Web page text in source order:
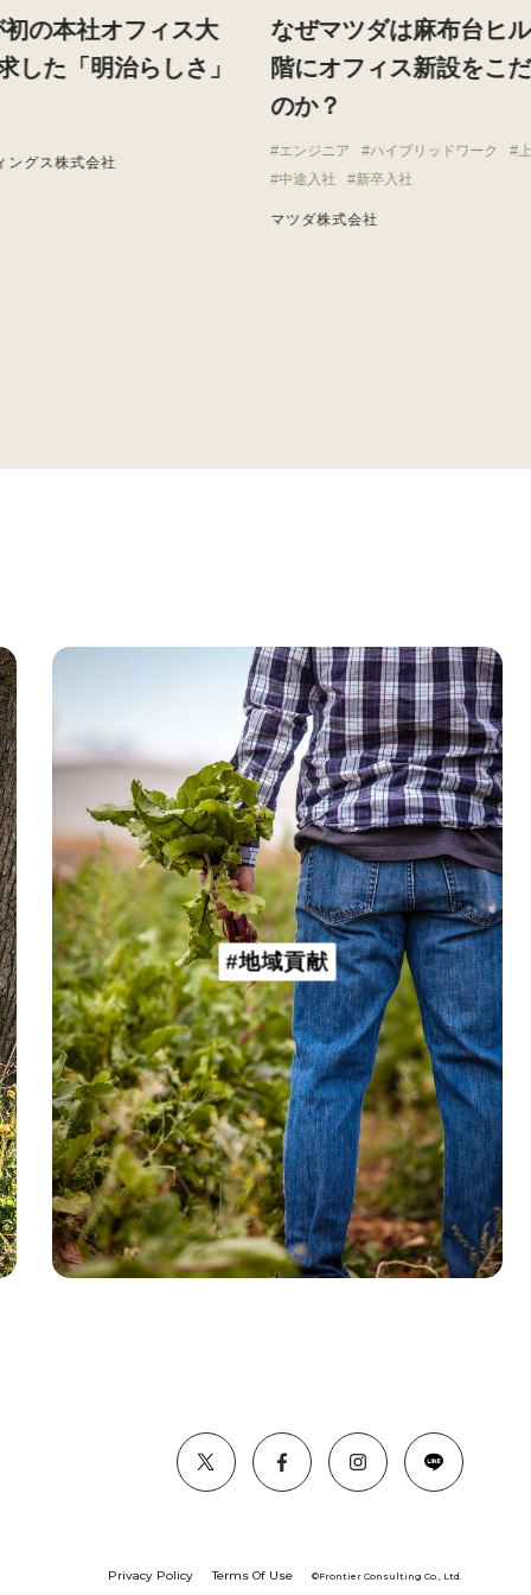
の本社オフィス大
した「明治らしさ」
ングス株式会社
なぜマツダは麻布台ヒ
階にオフィス新設をこ
のか？
エンジニア ハイブリッドワーク
中途入社
新卒入社
マツダ株式会社
#地域貢献
Privacy Policy Terms Of Use ©︎Frontier Consulting Co., Ltd.